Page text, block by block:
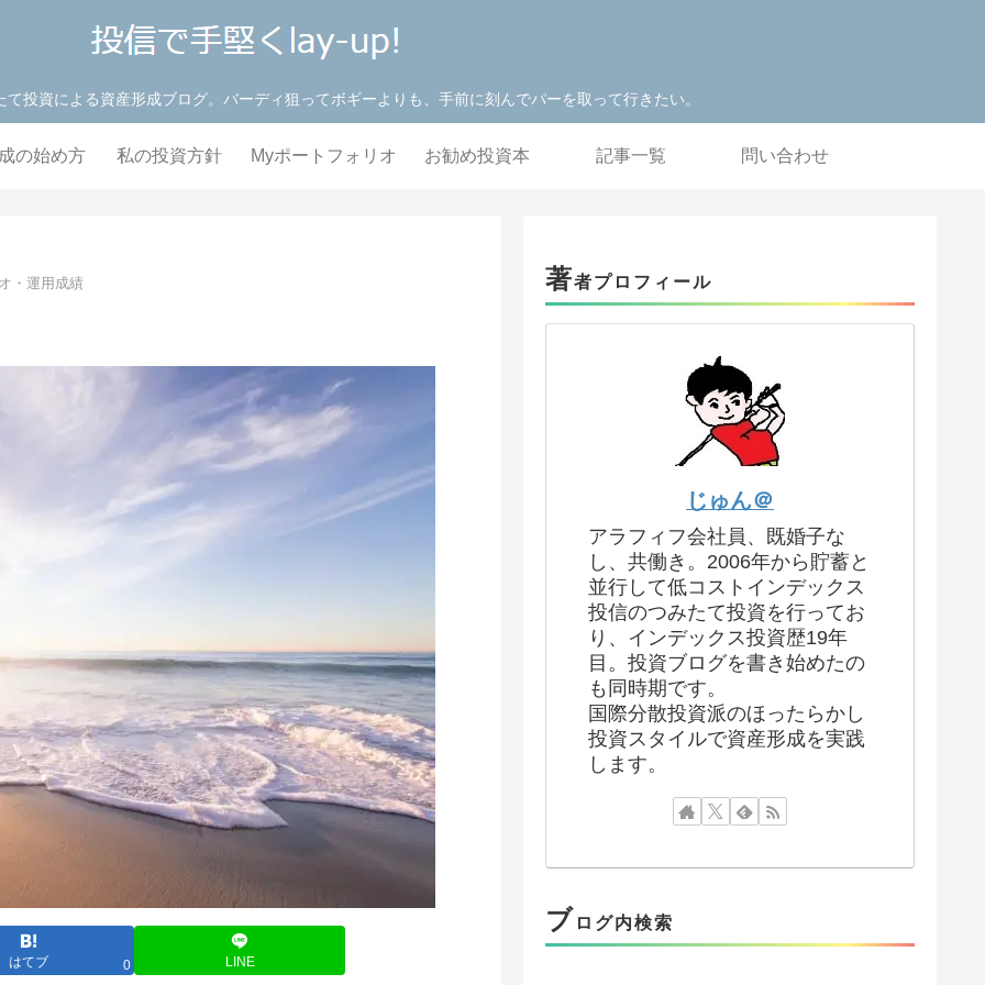
投資による資産形成ブログ。バーディ狙ってボギーよりも、手前に刻んでパーを取って行きたい。
の始め方 私の投資方針 Myポートフォリオ お勧め投資本 記事一覧 問い合わせ
・運用成績
はてブ 0 LINE
著者プロフィール
じゅん＠
アラフィフ会社員、既婚子な
し、共働き。2006年から貯蓄と
並行して低コストインデックス
投信のつみたて投資を行ってお
り、インデックス投資歴19年
目。投資ブログを書き始めたの
も同時期です。
国際分散投資派のほったらかし
投資スタイルで資産形成を実践
します。
ブ ログ内検索